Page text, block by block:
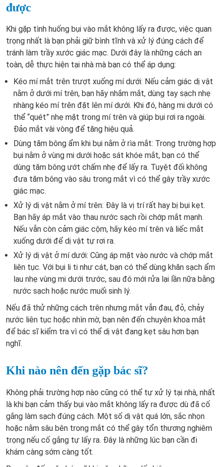
được
Khi gặp tình huống bụi vào mắt không lấy ra được, việc quan
trọng nhất là bạn phải giữ bình tĩnh và xử lý đúng cách để
tránh làm trầy xước giác mạc. Dưới đây là những cách an
toàn, dễ thực hiện tại nhà mà bạn có thể áp dụng:
Kéo mí mắt trên trượt xuống mí dưới: Nếu cảm giác dị vật
nằm ở dưới mí trên, bạn hãy nhắm mắt, dùng tay sạch nhẹ
nhàng kéo mí trên đặt lên mí dưới. Khi đó, hàng mi dưới có
thể “quét” nhẹ mặt trong mí trên và giúp bụi rơi ra ngoài.
Đảo mắt vài vòng để tăng hiệu quả.
Dùng tăm bông ẩm khi bụi nằm ở rìa mắt: Trong trường hợp
bụi nằm ở vùng mi dưới hoặc sát khóe mắt, bạn có thể
dùng tăm bông ướt chấm nhẹ để lấy ra. Tuyệt đối không
đưa tăm bông vào sâu trong mắt vì có thể gây trầy xước
giác mạc.
Xử lý dị vật nằm ở mí trên: Đây là vị trí rất hay bị bụi kẹt.
Bạn hãy áp mắt vào thau nước sạch rồi chớp mắt mạnh.
Nếu vẫn còn cảm giác cộm, hãy kéo mí trên và liếc mắt
xuống dưới để dị vật tự rơi ra.
Xử lý dị vật ở mí dưới: Cũng áp mặt vào nước và chớp mắt
liên tục. Với bụi li ti như cát, bạn có thể dùng khăn sạch ẩm
lau nhẹ vùng mi dưới trước, sau đó mới rửa lại lần nữa bằng
nước sạch hoặc nước muối sinh lý.
Nếu đã thử những cách trên nhưng mắt vẫn đau, đỏ, chảy
nước liên tục hoặc nhìn mờ, bạn nên đến chuyên khoa mắt
để bác sĩ kiểm tra vì có thể dị vật đang kẹt sâu hơn bạn
nghĩ.
Khi nào nên đến gặp bác sĩ?
Không phải trường hợp nào cũng có thể tự xử lý tại nhà, nhất
là khi bạn cảm thấy bụi vào mắt không lấy ra được dù đã cố
gắng làm sạch đúng cách. Một số dị vật quá lớn, sắc nhọn
hoặc nằm sâu bên trong mắt có thể gây tổn thương nghiêm
trọng nếu cố gắng tự lấy ra. Đây là những lúc bạn cần đi
khám càng sớm càng tốt.